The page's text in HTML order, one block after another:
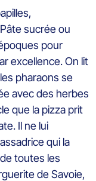
sucrée ou
pour
excellence. On lit
pharaons se
avec des herbes
que la pizza prit
Il ne lui
qui la
toutes les
de Savoie,